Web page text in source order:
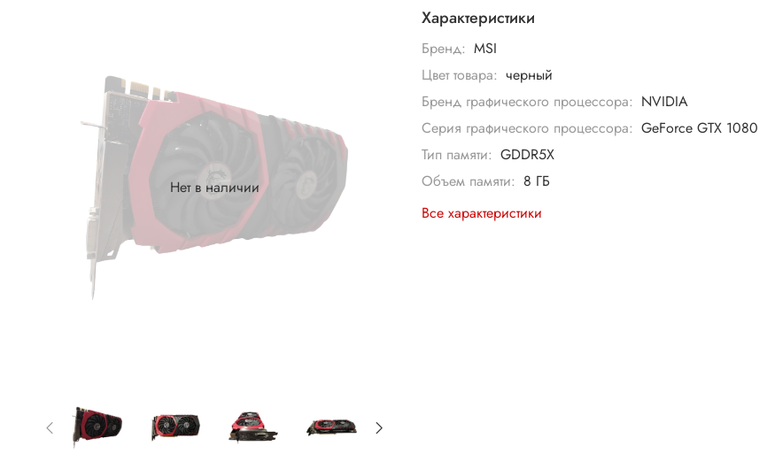
Нет в наличии
Характеристики
Бренд: MSI
Цвет товара: черный
Бренд графического процессора: NVIDIA
Серия графического процессора: GeForce GTX 1080
Тип памяти: GDDR5X
Объем памяти: 8 ГБ
Все характеристики